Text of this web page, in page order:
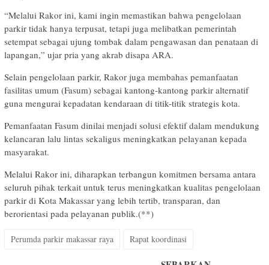
“Melalui Rakor ini, kami ingin memastikan bahwa pengelolaan
parkir tidak hanya terpusat, tetapi juga melibatkan pemerintah
setempat sebagai ujung tombak dalam pengawasan dan penataan di
lapangan,” ujar pria yang akrab disapa ARA.
Selain pengelolaan parkir, Rakor juga membahas pemanfaatan
fasilitas umum (Fasum) sebagai kantong-kantong parkir alternatif
guna mengurai kepadatan kendaraan di titik-titik strategis kota.
Pemanfaatan Fasum dinilai menjadi solusi efektif dalam mendukung
kelancaran lalu lintas sekaligus meningkatkan pelayanan kepada
masyarakat.
Melalui Rakor ini, diharapkan terbangun komitmen bersama antara
seluruh pihak terkait untuk terus meningkatkan kualitas pengelolaan
parkir di Kota Makassar yang lebih tertib, transparan, dan
berorientasi pada pelayanan publik.(**)
Perumda parkir makassar raya Rapat koordinasi